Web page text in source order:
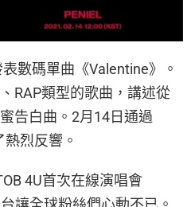
數碼單曲《Valentine》。
RAP類型的歌曲，講述從
告白曲。2月14日通過
烈反響。
4U首次在線演唱會